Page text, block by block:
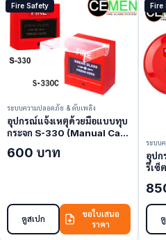
Fire Safety
ระบบความปลอดภัย & ดับเพลิง
อุปกรณ์แจ้งเหตุด้วยมือแบบทุบ
กระจก S-330 (Manual Call
600 บาท
ดูสเปก
ขอใบเสนอ
ราคา
Fire
ระบบ
อุปก
รีเซ็